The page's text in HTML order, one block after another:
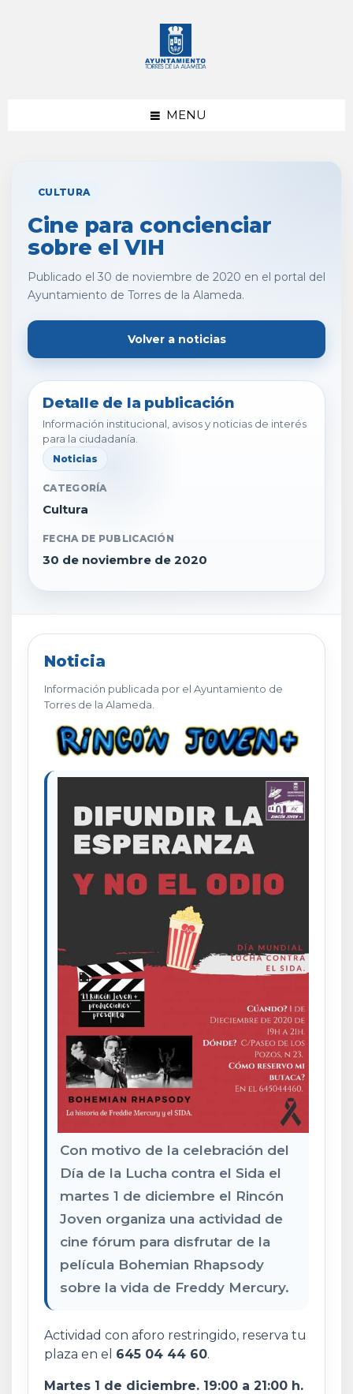
MENU
CULTURA
Cine para concienciar
sobre el VIH
Publicado el 30 de noviembre de 2020 en el portal del
Ayuntamiento de Torres de la Alameda.
Volver a noticias
Detalle de la publicación
Información institucional, avisos y noticias de interés
para la ciudadanía.
Noticias
CATEGORÍA
Cultura
FECHA DE PUBLICACIÓN
30 de noviembre de 2020
Noticia
Información publicada por el Ayuntamiento de
Torres de la Alameda.
Con motivo de la celebración del
Día de la Lucha contra el Sida el
martes 1 de diciembre el Rincón
Joven organiza una actividad de
cine fórum para disfrutar de la
película Bohemian Rhapsody
sobre la vida de Freddy Mercury.
Actividad con aforo restringido, reserva tu
plaza en el 645 04 44 60.
Martes 1 de diciembre. 19:00 a 21:00 h.